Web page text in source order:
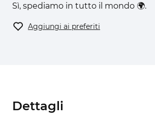
Sì, spediamo in tutto il mondo 🌍.
Aggiungi ai preferiti
Dettagli